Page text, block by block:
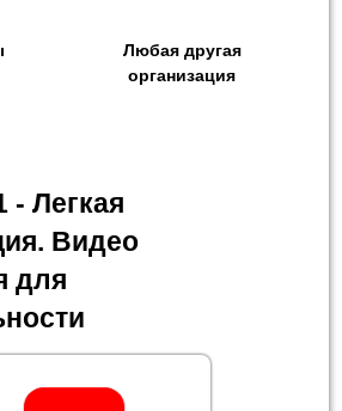
Любая другая
организация
Легкая
Видео
для